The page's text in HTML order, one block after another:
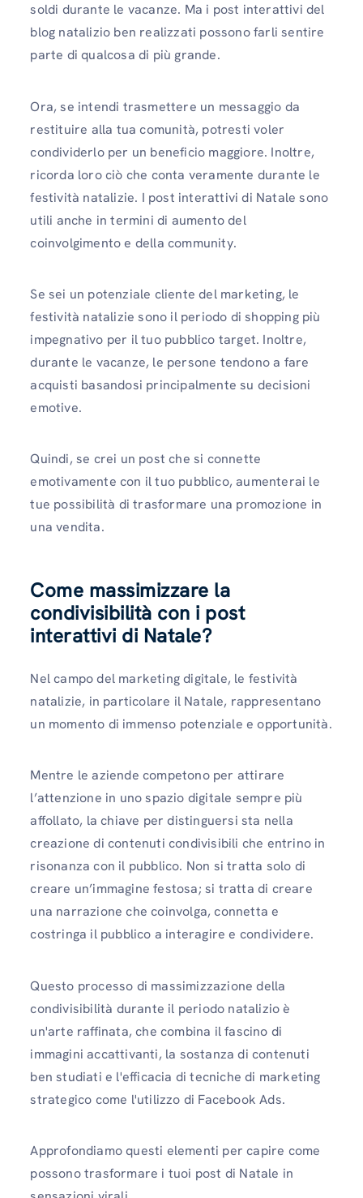
soldi durante le vacanze. Ma i post interattivi del
blog natalizio ben realizzati possono farli sentire
parte di qualcosa di più grande.
Ora, se intendi trasmettere un messaggio da
restituire alla tua comunità, potresti voler
condividerlo per un beneficio maggiore. Inoltre,
ricorda loro ciò che conta veramente durante le
festività natalizie. I post interattivi di Natale sono
utili anche in termini di aumento del
coinvolgimento e della community.
Se sei un potenziale cliente del marketing, le
festività natalizie sono il periodo di shopping più
impegnativo per il tuo pubblico target. Inoltre,
durante le vacanze, le persone tendono a fare
acquisti basandosi principalmente su decisioni
emotive.
Quindi, se crei un post che si connette
emotivamente con il tuo pubblico, aumenterai le
tue possibilità di trasformare una promozione in
una vendita.
Come massimizzare la
condivisibilità con i post
interattivi di Natale?
Nel campo del marketing digitale, le festività
natalizie, in particolare il Natale, rappresentano
un momento di immenso potenziale e opportunità.
Mentre le aziende competono per attirare
l’attenzione in uno spazio digitale sempre più
affollato, la chiave per distinguersi sta nella
creazione di contenuti condivisibili che entrino in
risonanza con il pubblico. Non si tratta solo di
creare un’immagine festosa; si tratta di creare
una narrazione che coinvolga, connetta e
costringa il pubblico a interagire e condividere.
Questo processo di massimizzazione della
condivisibilità durante il periodo natalizio è
un'arte raffinata, che combina il fascino di
immagini accattivanti, la sostanza di contenuti
ben studiati e l'efficacia di tecniche di marketing
strategico come l'utilizzo di Facebook Ads.
Approfondiamo questi elementi per capire come
possono trasformare i tuoi post di Natale in